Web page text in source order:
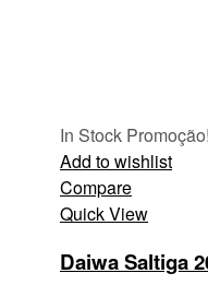
In Stock Promoção!
Add to wishlist
Compare
Quick View
Daiwa Saltiga